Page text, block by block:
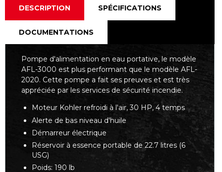
DESCRIPTION SPÉCIFICATIONS
DOCUMENTATIONS
Pompe d'alimentation en eau portative, le modèle
AFL-3000 est plus performant que le modèle AFL-
2020. Cette pompe a fait ses preuves et est très
appréciée par les services de sécurité incendie.
Moteur Kohler refroidi à l'air, 30 HP, 4 temps
Alerte de bas niveau d'huile
Démarreur électrique
Réservoir à essence portable de 22.7 litres (6
USG)
Poids: 190 lb